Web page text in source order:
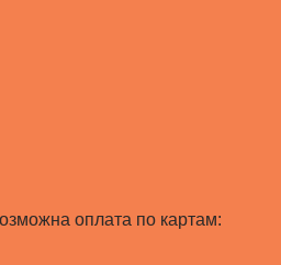
оплата по картам: